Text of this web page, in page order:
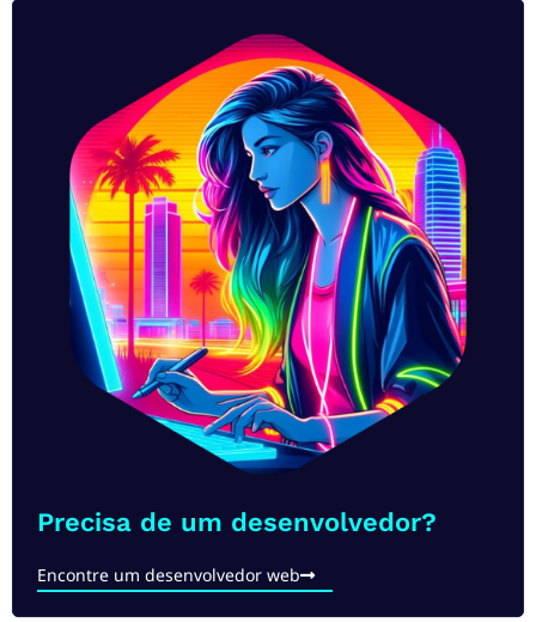
Precisa de um desenvolvedor?​
Encontre um desenvolvedor web